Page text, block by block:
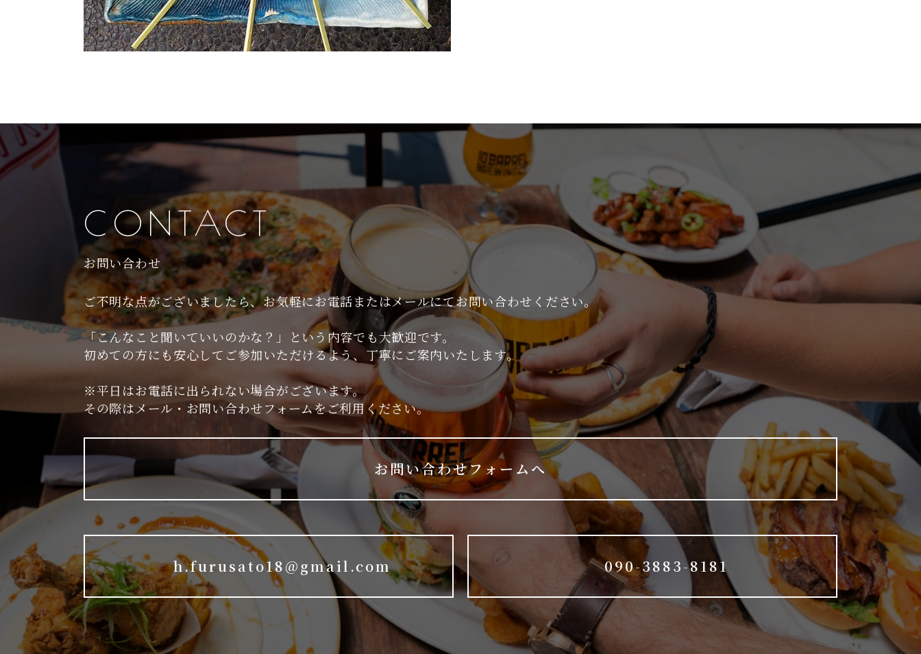
CONTACT
お問い合わせ
ご不明な点がございましたら、お気軽にお電話またはメールにてお問い合わせください。
「こんなこと聞いていいのかな？」という内容でも大歓迎です。
初めての方にも安心してご参加いただけるよう、丁寧にご案内いたします。
※平日はお電話に出られない場合がございます。
その際はメール・お問い合わせフォームをご利用ください。
お問い合わせフォームへ
h.furusato18@gmail.com 090-3883-8181